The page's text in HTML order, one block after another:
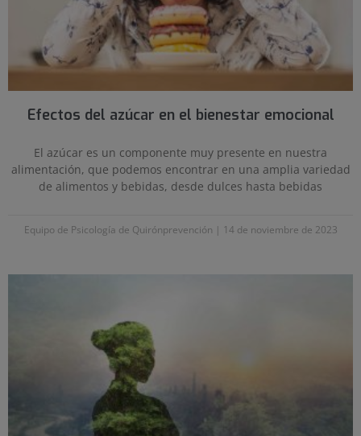
Efectos del azúcar en el bienestar emocional
Equipo de Psicología de Quirónprevención 14 de noviembre de 2023
El azúcar es un componente muy presente en nuestra
alimentación, que podemos encontrar en una amplia variedad
de alimentos y bebidas, desde dulces hasta bebidas